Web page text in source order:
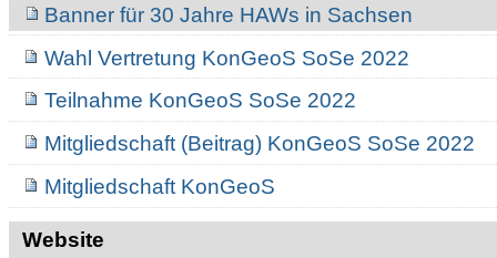
Banner für 30 Jahre HAWs in Sachsen
Wahl Vertretung KonGeoS SoSe 2022
Teilnahme KonGeoS SoSe 2022
Mitgliedschaft (Beitrag) KonGeoS SoSe 2022
Mitgliedschaft KonGeoS
Website